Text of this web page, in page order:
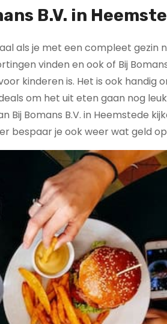
B.V. in
als je met een compleet gezin
vinden en ook of Bij
kinderen is. Het is ook handig
om het uit eten gaan nog
Bomans B.V. in Heemstede
bespaar je ook weer wat geld op